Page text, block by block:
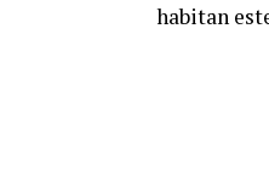
habitan